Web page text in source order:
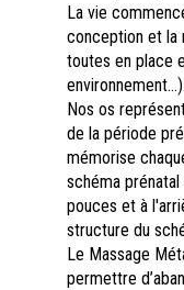
La vie
conception et la
toutes en place
environnement…).
Nos os
de la période
mémorise
schéma
pouces et à
structure du
Le Massage
permettre